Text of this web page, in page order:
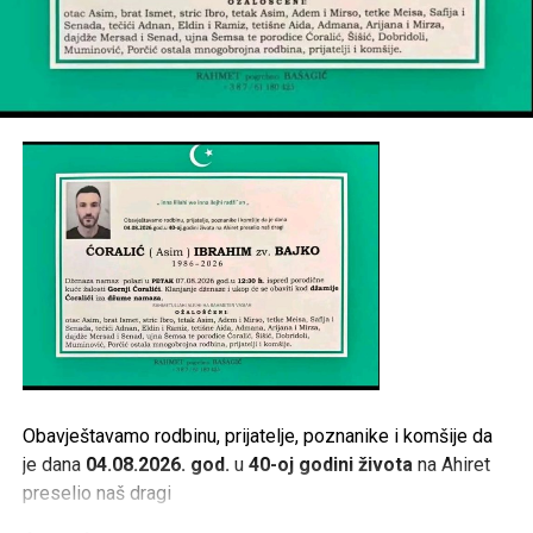
Obavještavamo rodbinu, prijatelje, poznanike i komšije da
je dana 04.08.2026. god. u 40-oj godini životana Ahiret
preselio naš dragi